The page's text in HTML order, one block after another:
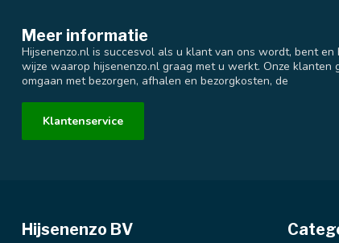
Meer informatie
Hijsenenzo.nl is succesvol als u klant van ons wordt, bent
wijze waarop hijsenenzo.nl graag met u werkt. Onze klanten
omgaan met bezorgen, afhalen en bezorgkosten, de
Klantenservice
Hijsenenzo BV